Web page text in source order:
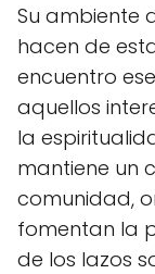
Su ambiente
hacen de
encuentro
aquellos
la
mantiene un
comunidad,
fomentan la
de los lazos